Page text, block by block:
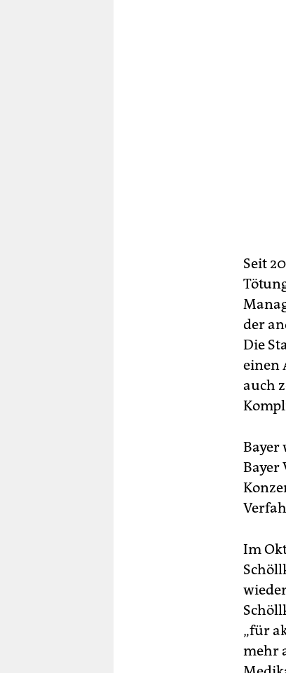
Seit
der
Die
einen
auch
Bayer
Bayer
Im
„für
mehr